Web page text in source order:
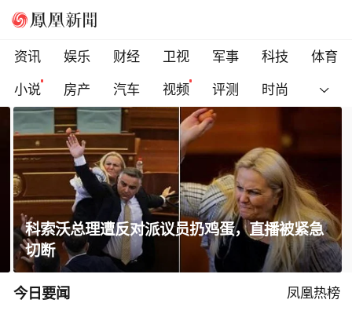
资讯 娱乐 财经 卫视 军事 科技
体育
小说
房产 汽车 视频 评测 时尚
科索沃总理遭反对派议员扔鸡蛋，直播被紧急
切断
今日要闻 凤凰热榜